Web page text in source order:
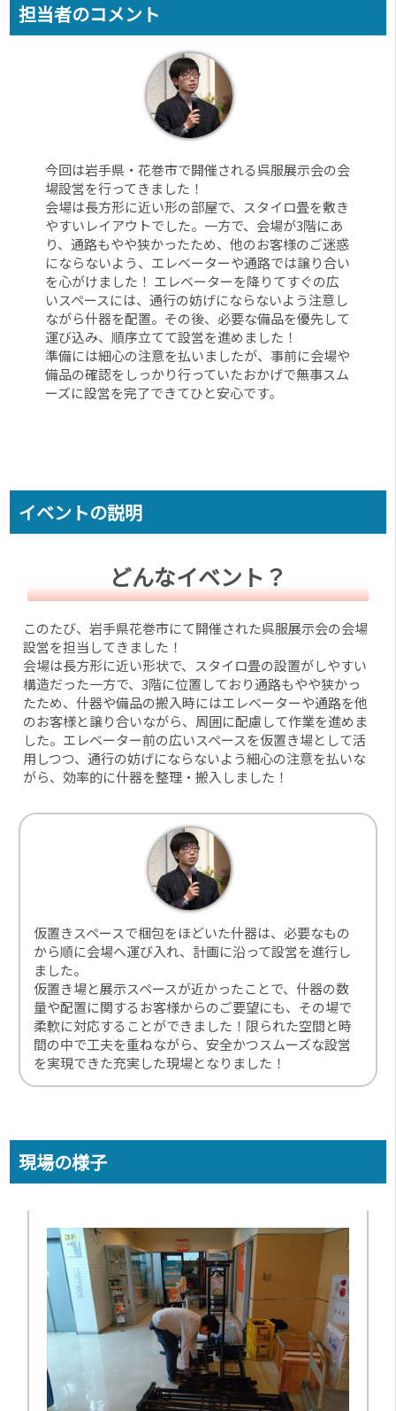
担当者のコメント
今回は岩手県・花巻市で開催される呉服展示会の会
場設営を行ってきました！
会場は長方形に近い形の部屋で、スタイロ畳を敷き
やすいレイアウトでした。一方で、会場が3階にあ
り、通路もやや狭かったため、他のお客様のご迷惑
にならないよう、エレベーターや通路では譲り合い
を心がけました！ エレベーターを降りてすぐの広
いスペースには、通行の妨げにならないよう注意し
ながら什器を配置。その後、必要な備品を優先して
運び込み、順序立てて設営を進めました！
準備には細心の注意を払いましたが、事前に会場や
備品の確認をしっかり行っていたおかげで無事スム
ーズに設営を完了できてひと安心です。
イベントの説明
どんなイベント？
このたび、岩手県花巻市にて開催された呉服展示会の会場
設営を担当してきました！
会場は長方形に近い形状で、スタイロ畳の設置がしやすい
構造だった一方で、3階に位置しており通路もやや狭かっ
たため、什器や備品の搬入時にはエレベーターや通路を他
のお客様と譲り合いながら、周囲に配慮して作業を進めま
した。エレベーター前の広いスペースを仮置き場として活
用しつつ、通行の妨げにならないよう細心の注意を払いな
がら、効率的に什器を整理・搬入しました！
仮置きスペースで梱包をほどいた什器は、必要なもの
から順に会場へ運び入れ、計画に沿って設営を進行し
ました。
仮置き場と展示スペースが近かったことで、什器の数
量や配置に関するお客様からのご要望にも、その場で
柔軟に対応することができました！限られた空間と時
間の中で工夫を重ねながら、安全かつスムーズな設営
を実現できた充実した現場となりました！
現場の様子